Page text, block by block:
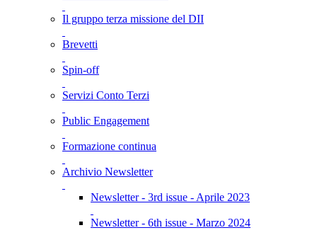
Il gruppo terza missione del DII
Brevetti
Spin-off
Servizi Conto Terzi
Public Engagement
Formazione continua
Archivio Newsletter
Newsletter - 3rd issue - Aprile 2023
Newsletter - 6th issue - Marzo 2024